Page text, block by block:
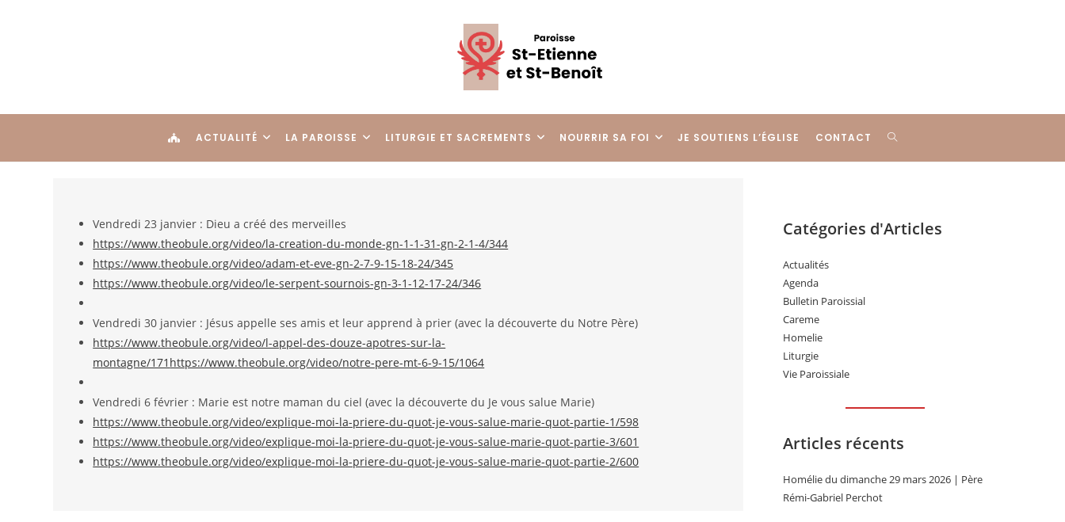
ACTUALITÉ LA PAROISSE LITURGIE ET SACREMENTS NOURRIR SA FOI JE SOUTIENS L’ÉGLISE CONTACT
Vendredi 23 janvier : Dieu a créé des merveilles
https://www.theobule.org/video/la-creation-du-monde-gn-1-1-31-gn-2-1-4/344
https://www.theobule.org/video/adam-et-eve-gn-2-7-9-15-18-24/345
https://www.theobule.org/video/le-serpent-sournois-gn-3-1-12-17-24/346
Vendredi 30 janvier : Jésus appelle ses amis et leur apprend à prier (avec la découverte du Notre Père)
https://www.theobule.org/video/l-appel-des-douze-apotres-sur-la-
montagne/171 https://www.theobule.org/video/notre-pere-mt-6-9-15/1064
Vendredi 6 février : Marie est notre maman du ciel (avec la découverte du Je vous salue Marie)
https://www.theobule.org/video/explique-moi-la-priere-du-quot-je-vous-salue-marie-quot-partie-1/598
https://www.theobule.org/video/explique-moi-la-priere-du-quot-je-vous-salue-marie-quot-partie-3/601
https://www.theobule.org/video/explique-moi-la-priere-du-quot-je-vous-salue-marie-quot-partie-2/600
Catégories d'Articles
Actualités
Agenda
Bulletin Paroissial
Careme
Homelie
Liturgie
Vie Paroissiale
Articles récents
Homélie du dimanche 29 mars 2026 | Père
Rémi-Gabriel Perchot